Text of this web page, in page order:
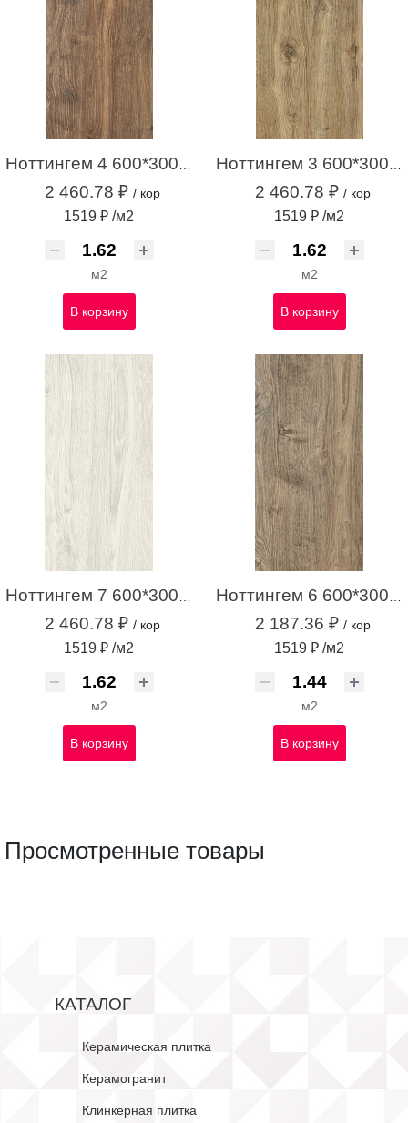
Ноттингем 4 600*300*9 НОВЫЙ бежевый (1,62м2 / 9 шт)
2 460.78 ₽ / кор
1519 ₽ /м2
м2
В корзину
Ноттингем 3 600*300*9 НОВЫЙ светло-бежевый (1,62м2 / 9 шт)
2 460.78 ₽ / кор
1519 ₽ /м2
м2
В корзину
2 460.78 ₽ / кор
1519 ₽ /м2
м2
В корзину
2 187.36 ₽ / кор
1519 ₽ /м2
м2
В корзину
Просмотренные товары
КАТАЛОГ
Керамическая плитка
Керамогранит
Клинкерная плитка